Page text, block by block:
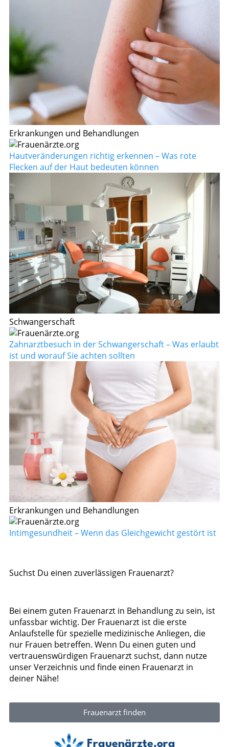
Erkrankungen und Behandlungen
Hautveränderungen richtig erkennen – Was rote
Flecken auf der Haut bedeuten können
Schwangerschaft
Zahnarztbesuch in der Schwangerschaft – Was erlaubt
ist und worauf Sie achten sollten
Erkrankungen und Behandlungen
Intimgesundheit – Wenn das Gleichgewicht gestört ist
Suchst Du einen zuverlässigen Frauenarzt?
Bei einem guten Frauenarzt in Behandlung zu sein, ist
unfassbar wichtig. Der Frauenarzt ist die erste
Anlaufstelle für spezielle medizinische Anliegen, die
nur Frauen betreffen. Wenn Du einen guten und
vertrauenswürdigen Frauenarzt suchst, dann nutze
unser Verzeichnis und finde einen Frauenarzt in
deiner Nähe!
Frauenarzt finden